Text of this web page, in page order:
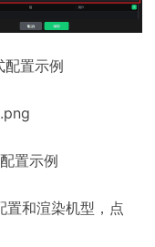
置示例
置示例
置和渲染机型，点